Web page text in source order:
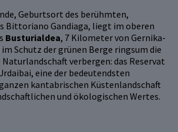
Geburtsort des berühmten,
Bittoriano Gandiaga, liegt im oberen
Busturialdea, 7 Kilometer von Gernika-
Schutz der grünen Berge ringsum die
verbergen: das Reservat
eine der bedeutendsten
kantabrischen Küstenlandschaft
und ökologischen Wertes.